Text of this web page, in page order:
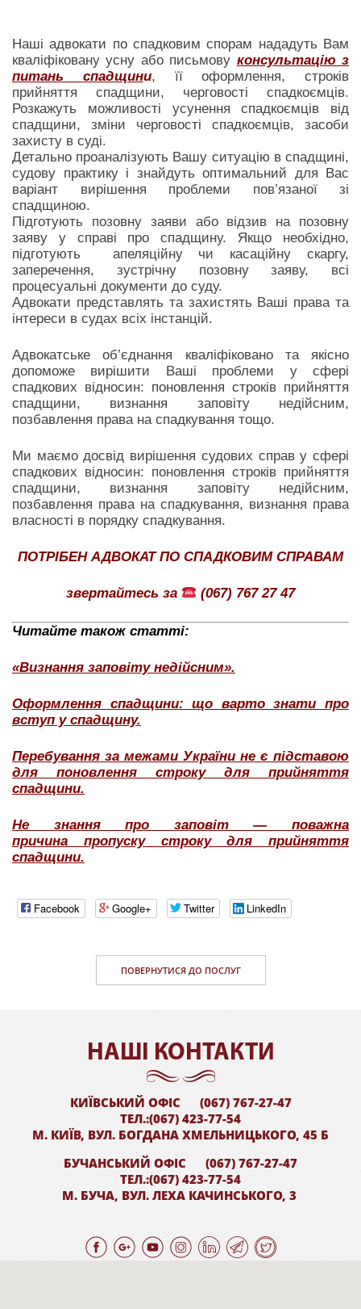
Наші адвокати по спадковим спорам нададуть Вам
кваліфіковану усну або письмову консультацію з
питань спадщини, її оформлення, строків
прийняття спадщини, черговості спадкоємців.
Розкажуть можливості усунення спадкоємців від
спадщини, зміни черговості спадкоємців, засоби
захисту в суді.
Детально проаналізують Вашу ситуацію в спадщині,
судову практику і знайдуть оптимальний для Вас
варіант вирішення проблеми пов’язаної зі
спадщиною.
Підготують позовну заяви або відзив на позовну
заяву у справі про спадщину. Якщо необхідно,
підготують апеляційну чи касаційну скаргу,
заперечення, зустрічну позовну заяву, всі
процесуальні документи до суду.
Адвокати представлять та захистять Ваші права та
інтереси в судах всіх інстанцій.
Адвокатське об’єднання кваліфіковано та якісно
допоможе вирішити Ваші проблеми у сфері
спадкових відносин: поновлення строків прийняття
спадщини, визнання заповіту недійсним,
позбавлення права на спадкування тощо.
Ми маємо досвід вирішення судових справ у сфері
спадкових відносин: поновлення строків прийняття
спадщини, визнання заповіту недійсним,
позбавлення права на спадкування, визнання права
власності в порядку спадкування.
ПОТРІБЕН АДВОКАТ ПО СПАДКОВИМ СПРАВАМ
звертайтесь за (067) 767 27 47
Читайте також статті:
«Визнання заповіту недійсним».
Оформлення спадщини: що варто знати про
вступ у спадщину.
Перебування за межами України не є підставою
для поновлення строку для прийняття
спадщини.
Не знання про заповіт — поважна
причина пропуску строку для прийняття
спадщини.
Facebook Google+ Twitter LinkedIn
ПОВЕРНУТИСЯ ДО ПОСЛУГ
НАШI КОНТАКТИ
КИЇВСЬКИЙ ОФІС
(067) 767-27-47
ТЕЛ.:(067) 423-77-54
М. КИЇВ, ВУЛ. БОГДАНА ХМЕЛЬНИЦЬКОГО, 45 Б
БУЧАНСЬКИЙ ОФІС
(067) 767-27-47
ТЕЛ.:(067) 423-77-54
М. БУЧА, ВУЛ. ЛЕХА КАЧИНСЬКОГО, 3